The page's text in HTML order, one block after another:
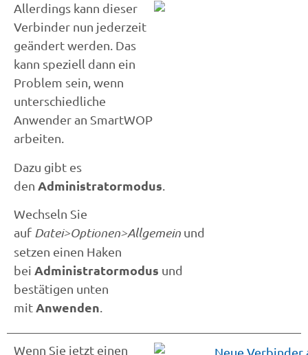
Allerdings kann dieser
Verbinder nun jederzeit
geändert werden. Das
kann speziell dann ein
Problem sein, wenn
unterschiedliche
Anwender an SmartWOP
arbeiten.
Dazu gibt es
den Administratormodus
Wechseln Sie
auf Datei>Optionen>Allgemein und
setzen einen Haken
bei Administratormodus und
bestätigen unten
mitAnwenden
Wenn Sie jetzt einen